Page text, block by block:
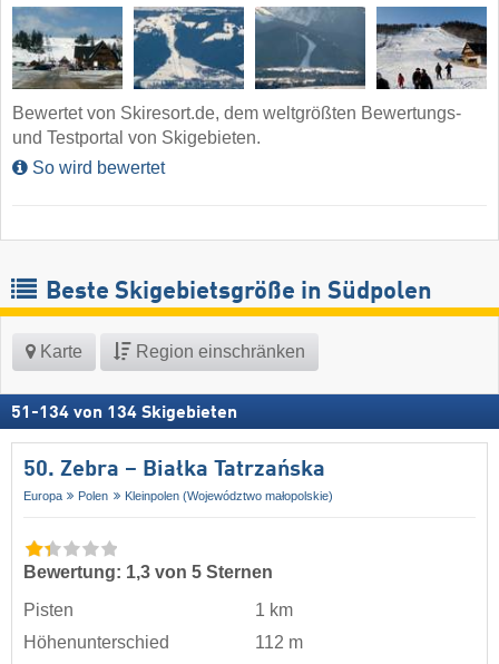
Bewertet von Skiresort.de, dem weltgrößten Bewertungs-
und Testportal von Skigebieten.
So wird bewertet
Beste Skigebietsgröße in Südpolen
Karte Region einschränken
51 -134 von 134 Skigebieten
50. Zebra – Białka Tatrzańska
Europa Polen Kleinpolen (Województwo małopolskie)
Bewertung: 1,3 von 5 Sternen
Pisten
1 km
Höhenunterschied
112 m